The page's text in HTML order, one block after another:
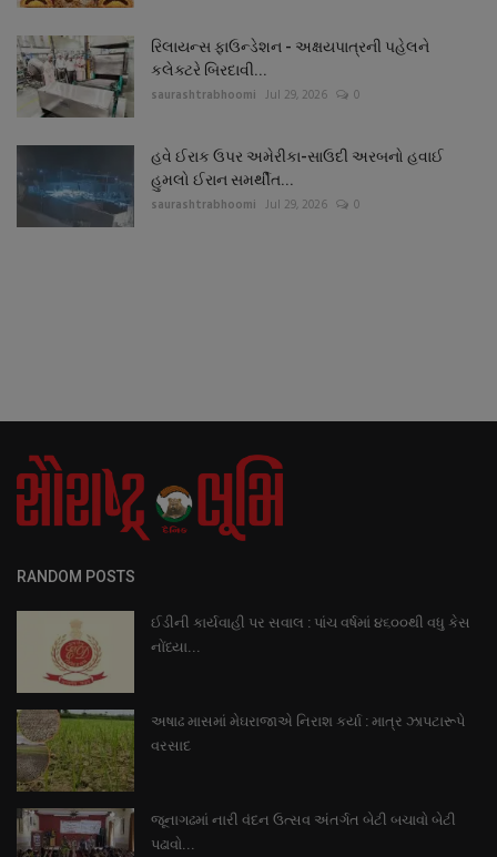
રિલાયન્સ ફાઉન્ડેશન - અક્ષયપાત્રની પહેલને
કલેક્ટરે બિરદાવી...
saurashtrabhoomi Jul 29, 2026 0
હવે ઈરાક ઉપર અમેરીકા-સાઉદી અરબનો હવાઈ
હુમલો ઈરાન સમર્થીત...
saurashtrabhoomi Jul 29, 2026 0
RANDOM POSTS
ઈડીની કાર્યવાહી પર સવાલ : પાંચ વર્ષમાં ૪૬૦૦થી વધુ કેસ
નોંધ્યા...
અષાઢ માસમાં મેઘરાજાએ નિરાશ કર્યા : માત્ર ઝાપટારૂપે
વરસાદ
જૂનાગઢમાં નારી વંદન ઉત્સવ અંતર્ગત બેટી બચાવો બેટી
પઢાવો...